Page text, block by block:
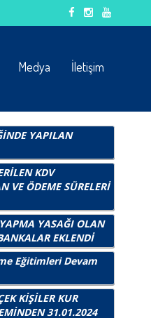
Medya İletişim
YAPILAN
KDV
VE ÖDEME SÜRELERİ
YASAĞI OLAN
EKLENDİ
Eğitimleri Devam
KİŞİLER KUR
31.01.2024